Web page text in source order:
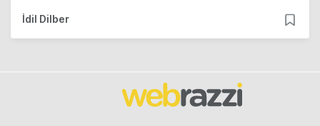
İdil Dilber